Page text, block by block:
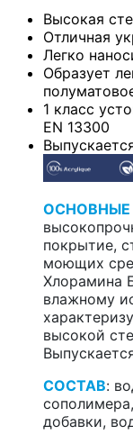
Высокая
Отличная
Легко
Образует
1 класс
EN 13300
ОСНОВНЫЕ
покрытие,
моющих
Хлорамина
влажному
высокой
СОСТАВ:
добавки,